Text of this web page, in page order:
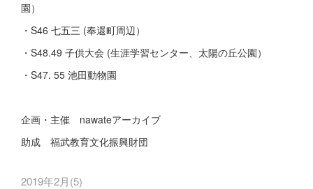
園）
・S46 七五三 (奉還町周辺）
・S48.49 子供大会 (生涯学習センター、太陽の丘公園）
・S47. 55 池田動物園
企画・主催 nawateアーカイブ
助成 福武教育文化振興財団
2019年2月(5)